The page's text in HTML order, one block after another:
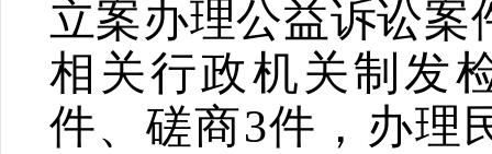
立案办理公益诉讼案
相关行政机关制发
件、磋商3件，办理